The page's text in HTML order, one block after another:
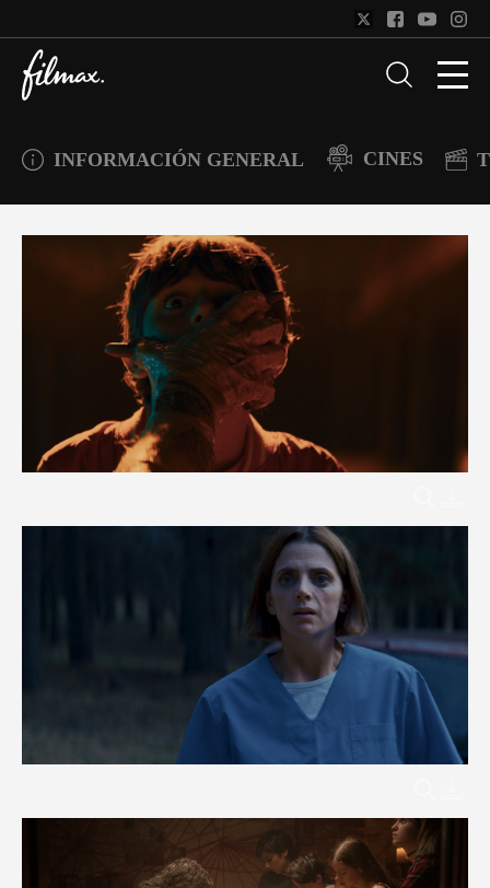
INFORMACIÓN GENERAL CINES